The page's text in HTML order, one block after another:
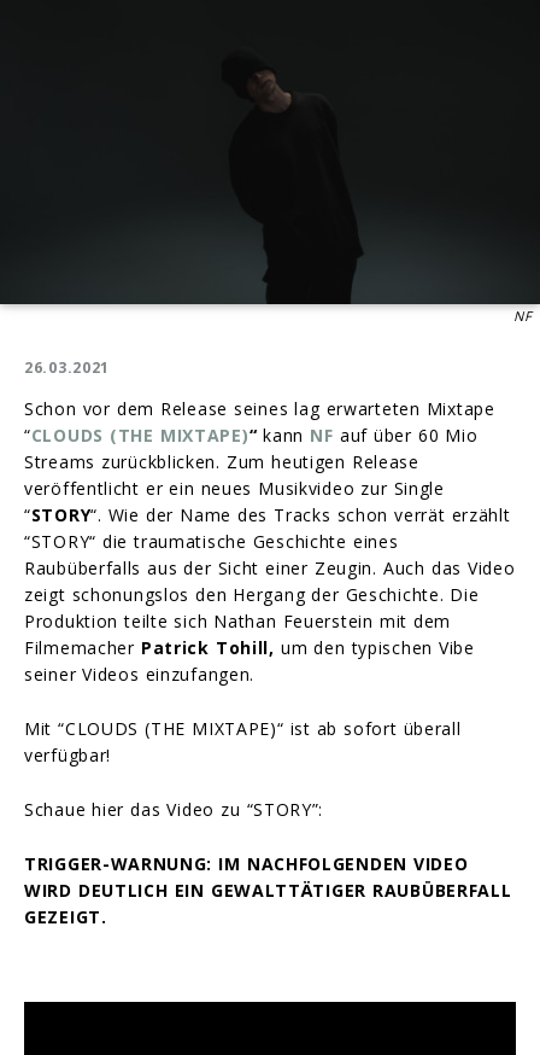
NF
26.03.2021
Schon vor dem Release seines lag erwarteten Mixtape
“CLOUDS (THE MIXTAPE)“ kann NF auf über 60 Mio
Streams zurückblicken. Zum heutigen Release
veröffentlicht er ein neues Musikvideo zur Single
“STORY“. Wie der Name des Tracks schon verrät erzählt
“STORY“ die traumatische Geschichte eines
Raubüberfalls aus der Sicht einer Zeugin. Auch das Video
zeigt schonungslos den Hergang der Geschichte. Die
Produktion teilte sich Nathan Feuerstein mit dem
Filmemacher Patrick Tohill, um den typischen Vibe
seiner Videos einzufangen.
Mit “CLOUDS (THE MIXTAPE)“ ist ab sofort überall
verfügbar!
Schaue hier das Video zu “STORY”:
TRIGGER-WARNUNG: IM NACHFOLGENDEN VIDEO
WIRD DEUTLICH EIN GEWALTTÄTIGER RAUBÜBERFALL
GEZEIGT.